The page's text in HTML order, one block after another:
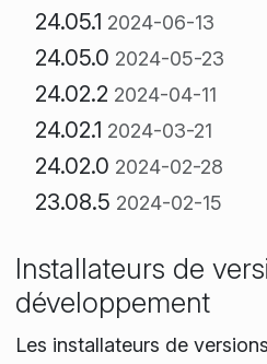
24.05.1 2024-06-13
24.05.0 2024-05-23
24.02.2 2024-04-11
24.02.1 2024-03-21
24.02.0 2024-02-28
23.08.5 2024-02-15
Installateurs de
développement
Les installateurs de